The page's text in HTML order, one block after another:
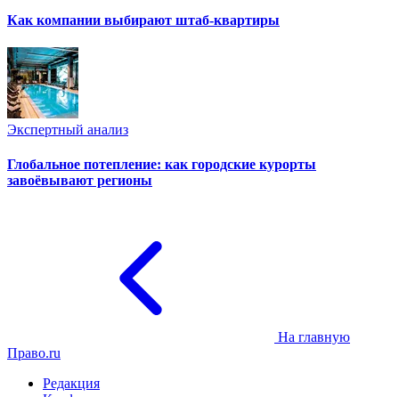
Как компании выбирают штаб-квартиры
Экспертный анализ
Глобальное потепление: как городские курорты
завоёвывают регионы
На главную
Право.ru
Редакция